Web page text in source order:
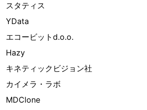
スタティス
YData
エコービットd.o.o.
Hazy
キネティックビジョン社
カイメラ・ラボ
MDClone